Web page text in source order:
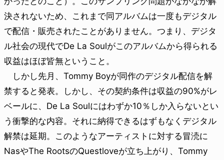
決されないため、これまで同アルバムは一度もデジタル
で配信・販売されたことがありません。つまり、デジタ
ル社会の現代でDe La Soulがこのアルバムから得られる
収益はほぼ皆無ということ。
しかし先月、Tommy Boyが同作のデジタル配信を解
禁すると発表。しかし、その契約条件は収益の90%がレ
ベールに、De La Soulにはわずか10％しか入らないとい
う衝撃的な内容。それに納得できるはずもなくデジタル
解禁は延期。このようなアーティストに対する冒涜に
NasやThe RootsのQuestloveが立ち上がり、Tommy